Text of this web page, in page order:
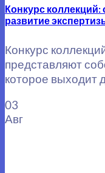
Конкурс
развитие
Конкурс
представляют
которое выходит
03
Авг